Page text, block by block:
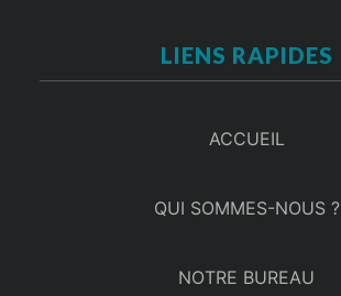
LIENS RAPIDES
ACCUEIL
QUI SOMMES-NOUS ?
NOTRE BUREAU